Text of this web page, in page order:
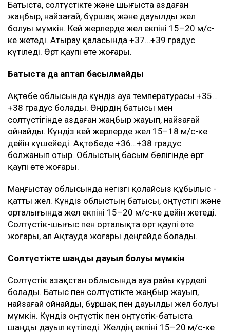
Батыста, солтүстікте және шығыста аздаған
жаңбыр, найзағай, бұршақ және дауылды жел
болуы мүмкін. Кей жерлерде жел екпіні 15–20 м/с-
ке жетеді. Атырау қаласында +37…+39 градус
күтіледі. Өрт қаупі өте жоғары.
Батыста да аптап басылмайды
Ақтөбе облысында күндіз ауа температурасы +35…
+38 градус болады. Өңірдің батысы мен
солтүстігінде аздаған жаңбыр жауып, найзағай
ойнайды. Күндіз кей жерлерде жел 15–18 м/с-ке
дейін күшейеді. Ақтөбеде +36…+38 градус
болжанып отыр. Облыстың басым бөлігінде өрт
қаупі өте жоғары.
Маңғыстау облысында негізгі қолайсыз құбылыс -
қатты жел. Күндіз облыстың батысы, оңтүстігі және
орталығында жел екпіні 15–20 м/с-ке дейін жетеді.
Солтүстік-шығыс пен орталықта өрт қаупі өте
жоғары, ал Ақтауда жоғары деңгейде болады.
Солтүстікте шаңды дауыл болуы мүмкін
Солтүстік Қазақстан облысында ауа райы күрделі
болады. Батыс пен солтүстікте жаңбыр жауып,
найзағай ойнайды, бұршақ пен дауылды жел болуы
мүмкін. Күндіз оңтүстік пен оңтүстік-батыста
шаңды дауыл күтіледі. Желдің екпіні 15–20 м/с-ке